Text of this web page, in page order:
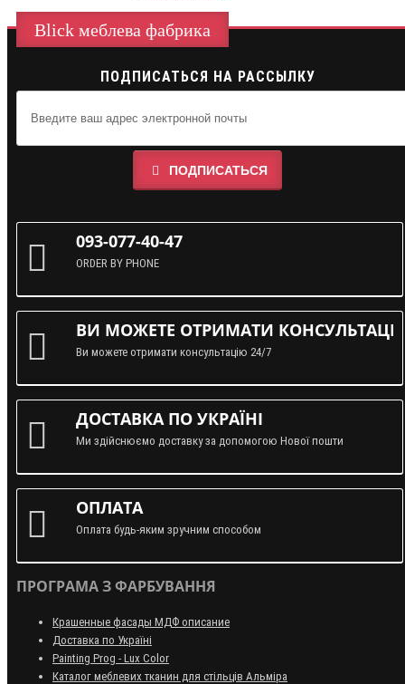
Blick меблева фабрика
ПОДПИСАТЬСЯ НА РАССЫЛКУ
ПОДПИСАТЬСЯ
093-077-40-47
ORDER BY PHONE
ВИ МОЖЕТЕ ОТРИМАТИ
Ви можете отримати консультацію 24/7
ДОСТАВКА ПО УКРАЇНІ
Ми здійснюємо доставку за допомогою Нової пошти
ОПЛАТА
Оплата будь-яким зручним способом
ПРОГРАМА З ФАРБУВАННЯ
Крашенные фасады МДФ описание
Доставка по Україні
Painting Prog - Lux Color
Каталог меблевих тканин для стільців Альміра